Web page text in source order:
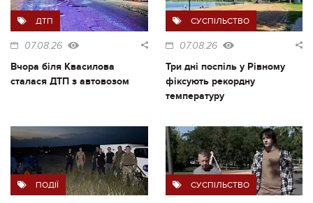
ДТП
07.08.26
Вчора біля Квасилова
сталася ДТП з автовозом
СУСПІЛЬСТВО
07.08.26
Три дні поспіль у Рівному
фіксують рекордну
температуру
ПОДІЇ СУСПІЛЬСТВО